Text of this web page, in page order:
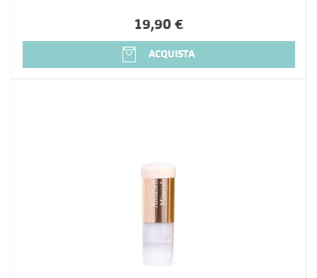
19,90 €
ACQUISTA